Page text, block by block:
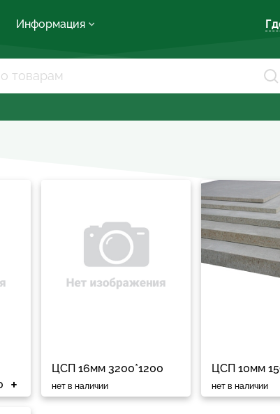
Информация
+
ЦСП 16мм 3200*1200
нет в наличии
ЦСП 10мм
нет в наличии